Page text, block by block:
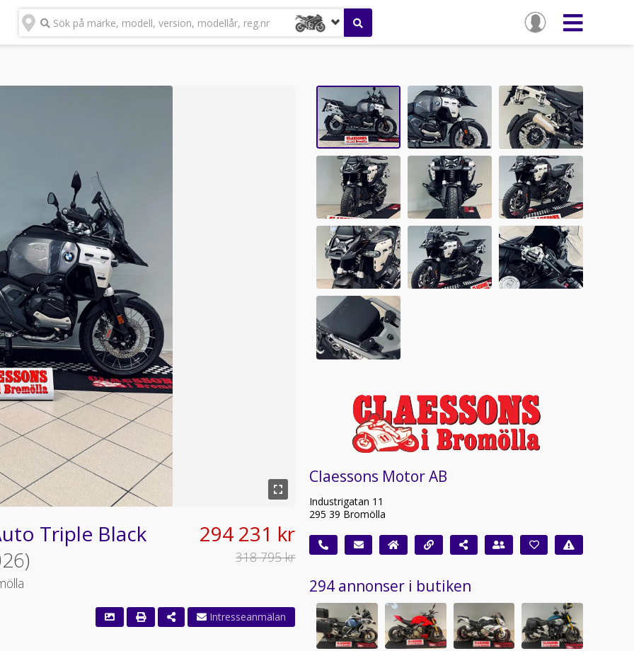
Sök på märke, modell, version, modellår, reg.nr
Triple Black
294 231 kr
318 795 kr
Claessons Motor AB
Industrigatan 11
295 39 Bromölla
294 annonser i butiken